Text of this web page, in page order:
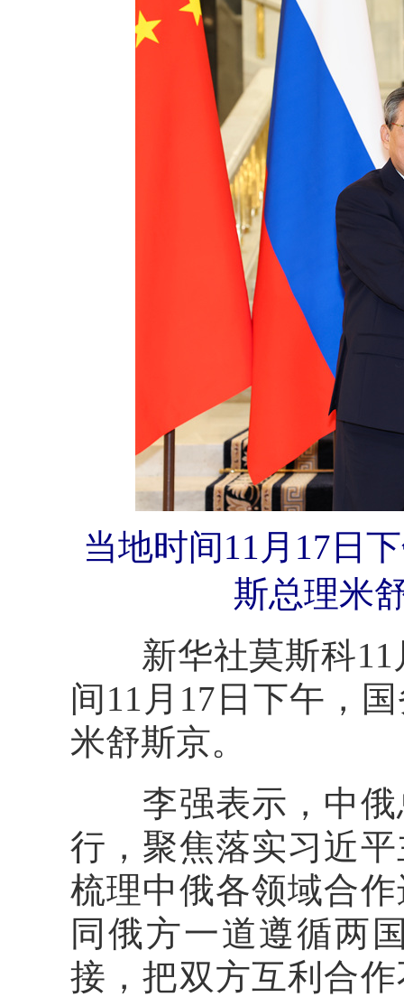
当地时间11月17日
斯总理米
新华社莫斯科11
间11月17日下午，
米舒斯京。
李强表示，中俄
行，聚焦落实习近
梳理中俄各领域合
同俄方一道遵循两
接，把双方互利合